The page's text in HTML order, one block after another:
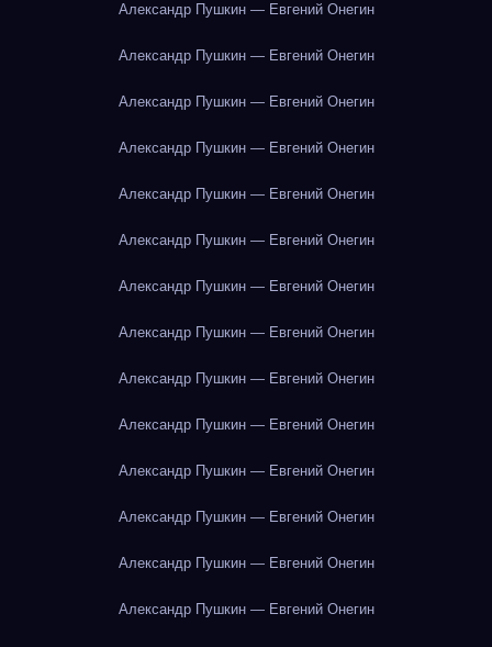
Александр Пушкин — Евгений Онегин
Александр Пушкин — Евгений Онегин
Александр Пушкин — Евгений Онегин
Александр Пушкин — Евгений Онегин
Александр Пушкин — Евгений Онегин
Александр Пушкин — Евгений Онегин
Александр Пушкин — Евгений Онегин
Александр Пушкин — Евгений Онегин
Александр Пушкин — Евгений Онегин
Александр Пушкин — Евгений Онегин
Александр Пушкин — Евгений Онегин
Александр Пушкин — Евгений Онегин
Александр Пушкин — Евгений Онегин
Александр Пушкин — Евгений Онегин